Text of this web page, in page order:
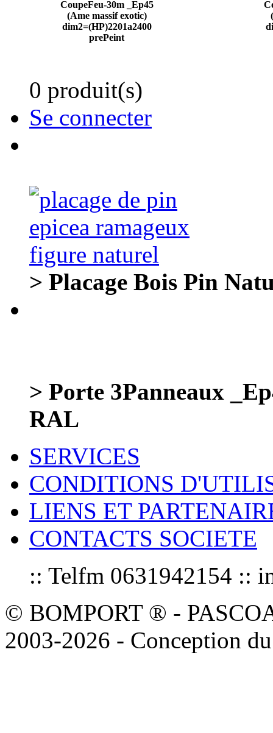
CoupeFeu-30m _Ep45
(Ame massif exotic)
dim2=(HP)2201a2400
prePeint
0 produit(s)
Se connecter
> Placage Bois Pin
> Porte 3Panneaux
RAL
SERVICES
CONDITIONS
LIENS ET
CONTACTS SOCIETE
:: Telfm 0631942154 ::
© BOMPORT ® -
2003-2026 - Conception